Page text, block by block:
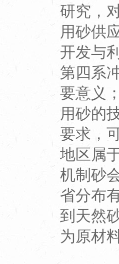
研究，
用砂供
开发与
第四系
要意义
用砂的
要求，
地区属
机制砂
省分布
到天然
为原材